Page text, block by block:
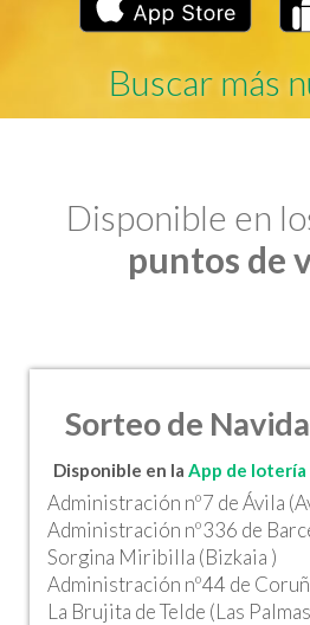
Buscar más
Disponible en
puntos de
Sorteo de
Disponible en la App de
Administración nº7 de Ávila
Administración nº336 de
Sorgina Miribilla (Bizkaia )
Administración nº44 de
La Brujita de Telde (Las